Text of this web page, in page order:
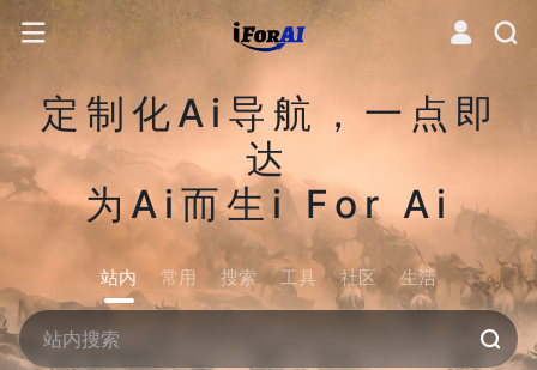
定制化Ai导航，一点即
达
为Ai而生i For Ai
站内 常用 搜索 工具 社区 生活